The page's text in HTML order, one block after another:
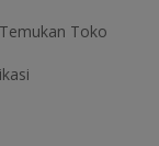
Temukan Toko